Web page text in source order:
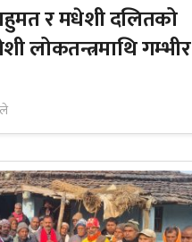
र मधेशी दलितको
लोकतन्त्रमाथि गम्भीर